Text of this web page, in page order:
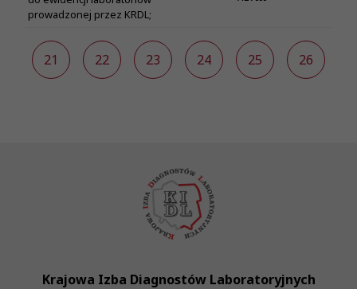
prowadzonej przez KRDL;
21 22 23 24 25 26
Krajowa Izba Diagnostów Laboratoryjnych